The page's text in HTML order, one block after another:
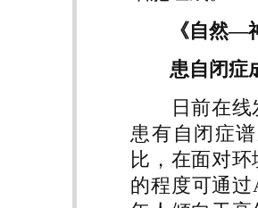
《自然—
患自闭症
日前在线发
患有自闭症
比，在面对
的程度可通